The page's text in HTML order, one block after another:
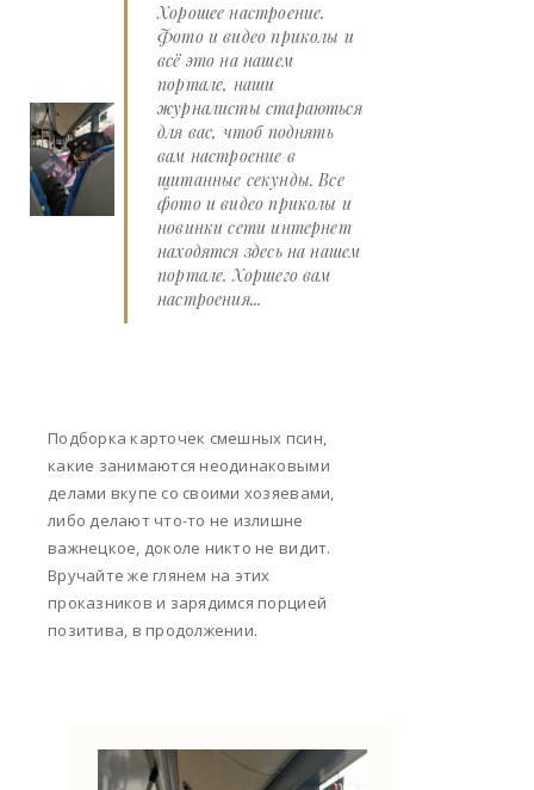
Хорошее настроение.
Фото и видео приколы и
всё это на нашем
портале, наши
журналисты стараються
для вас, чтоб поднять
вам настроение в
щитанные секунды. Все
фото и видео приколы и
новинки сети интернет
находятся здесь на нашем
портале. Хоршего вам
настроения...
Подборка карточек смешных псин,
какие занимаются неодинаковыми
делами вкупе со своими хозяевами,
либо делают что-то не излишне
важнецкое, доколе никто не видит.
Вручайте же глянем на этих
проказников и зарядимся порцией
позитива, в продолжении.